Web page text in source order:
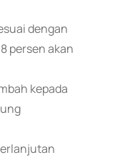
dengan
persen akan
kepada